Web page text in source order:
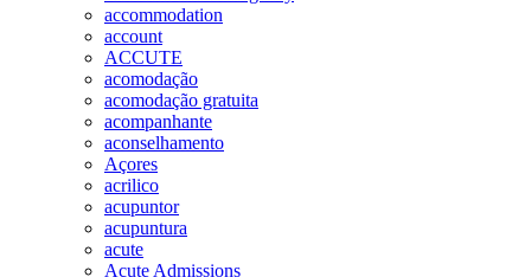
accommodation
account
ACCUTE
acomodação
acomodação gratuita
acompanhante
aconselhamento
Açores
acrilico
acupuntor
acupuntura
acute
Acute Admissions